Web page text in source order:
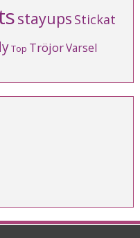
stayups Stickat
Top TröjorVarsel